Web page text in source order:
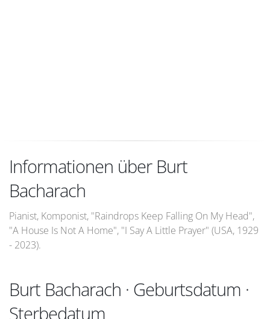
Informationen über Burt
Bacharach
Pianist, Komponist, "Raindrops Keep Falling On My Head",
"A House Is Not A Home", "I Say A Little Prayer" (USA, 1929
- 2023).
Burt Bacharach · Geburtsdatum ·
Sterbedatum